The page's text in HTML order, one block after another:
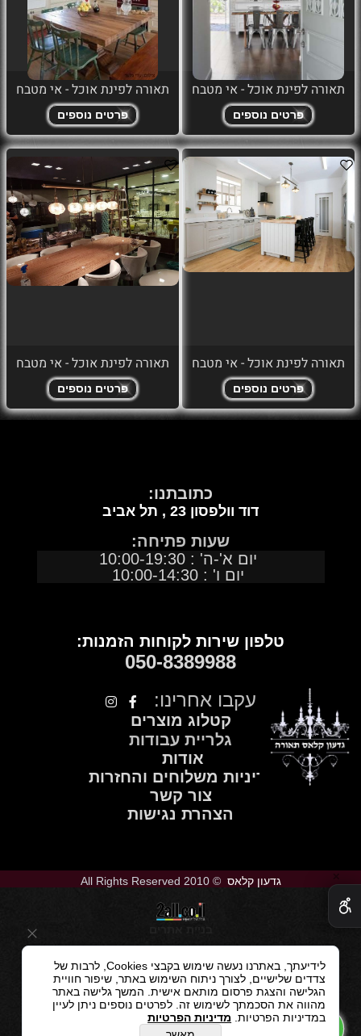
תאורה לפינת אוכל - אי מטבח
פרטים נוספים
תאורה לפינת אוכל - אי מטבח
פרטים נוספים
תאורה לפינת אוכל - אי מטבח
פרטים נוספים
תאורה לפינת אוכל - אי מטבח
פרטים נוספים
כתובתנו:
דוד וולפסון 23 , תל אביב
שעות פתיחה:
יום א'-ה' : 10:00-19:30
יום ו' : 10:00-14:30
טלפון שירות לקוחות הזמנות:
050-8389988
עקבו אחרינו:
קטלוג מוצרים
גלריית עבודות
אודות
מדיניות משלוחים והחזרות
צור קשר
הצהרת נגישות
גדעון קלאס© 2010 All Rights Reserved
לידיעתך, באתרנו נעשה שימוש בקבצי Cookies, לרבות של
צדדים שלישיים, לצורך ניתוח השימוש באתר, שיפור חוויית
הגלישה והצגת פרסום מותאם אישית. המשך גלישה באתר
מהווה את הסכמתך לשימוש זה. לפרטים נוספים ניתן לעיין
במדיניות הפרטיות. מדיניות הפרטיות